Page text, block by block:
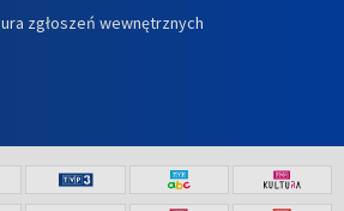
zgłoszeń wewnętrznych